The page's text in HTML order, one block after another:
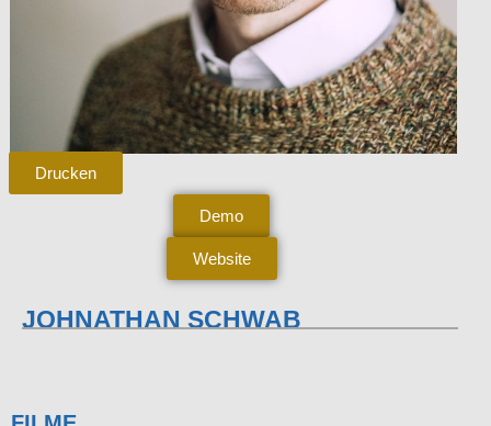
Drucken
Demo
Website
JOHNATHAN SCHWAB